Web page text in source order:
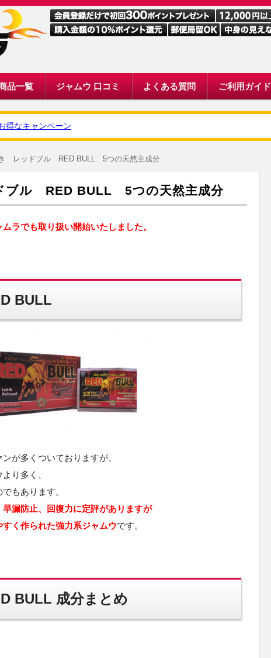
品一覧 ジャムウ 口コミ よくある質問 ご利用ガイド
ャンペーン
レッドブル RED BULL 5つの天然主成分
ブル RED BULL 5つの天然主成分
ラでも取り扱い開始いたしました。
BULL
が多くついておりますが、
り多く、
もあります。
漏防止、回復力に定評がありますが
く作られた強力系ジャムウです。
BULL 成分まとめ